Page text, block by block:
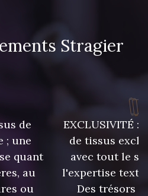
Stragier
de
; une
quant
au
ou
EXCLUSIVITÉ :
de tissus
avec tout le
l'expertise
Des trésors